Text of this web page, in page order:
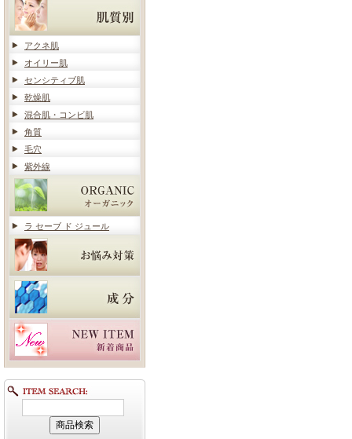
アクネ肌
オイリー肌
センシティブ肌
乾燥肌
混合肌・コンビ肌
角質
毛穴
紫外線
ラ セーブ ド ジュール